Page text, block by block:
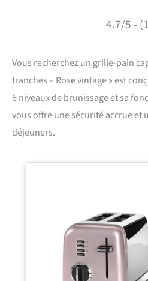
4.7/5 -
Vous recherchez un grille-pain
tranches – Rose vintage » est
6 niveaux de brunissage et sa
vous offre une sécurité accrue et
déjeuners.